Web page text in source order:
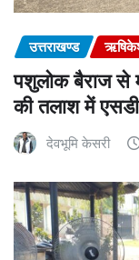
उत्तराखण्ड
पशुलोक बैराज से
की तलाश में
देवभूमि केसरी